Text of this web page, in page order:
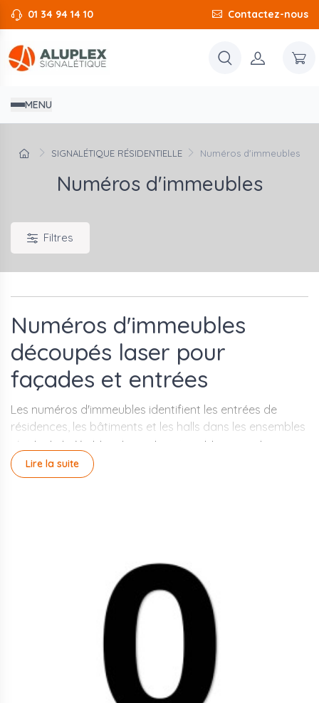
01 34 94 14 10 Contactez-nous
MENU
SIGNALÉTIQUE RÉSIDENTIELLE Numéros d'immeubles
Numéros d'immeubles
Filtres
Numéros d'immeubles
découpés laser pour
façades et entrées
Les numéros d'immeubles identifient les entrées de
résidences, les bâtiments et les halls dans les ensembles
résidentiels. Visibles depuis la voie publique ou depuis
l'allée de résidence, ils doivent être lisibles à distance,
résistants aux intempéries et durables dans le temps.
Les chiffres et lettres sont disponibles en plusieurs
hauteurs et finitions : aluminium brossé, aluminium laqué,
acier traité, PVC rigide. La fixation sur façade s'effectue
par visserie avec espacement pour un effet relief, ou par
Des formats sur mesure sont réalisables pour les
programmes imposant une hauteur de chiffre
spécifique ou une police particulière définie par le maître
Lire la suite